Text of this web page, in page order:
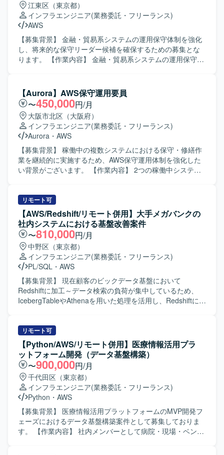
江東区（東京都）
インフラエンジニア(業務委託・フリーランス)
AWS
【募集背景】 金融・貿易系システムの運用保守体制を強化
し、将来的な保守リーダー候補を確保するための募集とな
ります。 【作業内容】 金融・貿易系システムの運用保守を
定常作業を実施していただきます。また、既知インシデン
ト発生時の一時対応として、関係者への連絡やディスパッ
チ、手順に沿ったリカバリ対応、課題表への登録などを行
っていただきます。加えて、問題調査や課題対応、基盤の
追加開発への関与、運用保守チームで新規システムを運用
移管で受け入れる際のレビューや開発チームとのやり取り
などにも携わっていただきます。さらに、追加開発時にお
ける自チームメンバーの管理や対外チームとのコミュニケ
ーションを担っていただく場合があります。 【求める人物
方を求めています。チームメンバーや対外チームとのコミ
ュニケーションを円滑に行いながら、将来的に保守リーダ
ー的なポジションを担う意欲のある方が望ましいです。
【ポジションの魅力】 金融・貿易系システムというミッシ
ョンクリティカルな領域で、AWSを中心としたモダンなイ
ンフラ環境の運用保守に携わることができます。定常作業
だけでなく、問題調査や課題対応、基盤の追加開発、新規
システムの運用移管レビューなど、幅広い業務を通じて経
験を積むことができ、将来的には保守リーダーとしてマネ
ジメントや対外折衝にも関わっていただけるポジションで
す。 【開発環境】 AWS上のインフラ環境で、ECS
【Aurora】AWS保守運用要員
〜450,000円/月
大阪市北区（大阪府）
インフラエンジニア(業務委託・フリーランス)
Aurora ・ AWS
【募集背景】 稼働中の複数システムにおける保守・修繕作
業を継続的に実施するため、AWS保守運用体制を強化した
い背景がございます。 【作業内容】 2つの稼働中システム
析、開発ベンダーからの作業移行対応、サーバー処理の維
持保守、顧客からの問合せ対応や調整・QA対応、夜間障害
対応、月2回程度のリリース作業、早朝・夜間の立会い対応
などを行っていただきます。 【求める人物像】 開発ベンダ
ーからシステムに関するノウハウを主体的に吸収し、障害
対応や原因解析に粘り強く取り組んでいただける方を求め
ております。顧客や関係者との調整が発生するため、関係
者と円滑にコミュニケーションが取れる方にマッチいたし
ます。 【ポジションの魅力】 AWS上で稼働する複数システ
ムの保守運用を通じて、各種AWSサービスの実務経験を幅
広く積むことができます。障害対応や原因解析を通じてシ
するシステム環境で、CloudWatch、ECS、Lambda、
SQS、AuroraSQL、S3、SNSなどのサービスを利用してお
ります。
リモート可
【AWS/Redshift/リモート併用】大手メガバンクの
社内システムにおける基盤改善案件
〜810,000円/月
中野区（東京都）
インフラエンジニア(業務委託・フリーランス)
PL/SQL ・ AWS
【募集背景】 現在顧客のビックデータ基盤において
Redshiftに加工～データ検索の負荷が集中しているため、
IcebergTableやAthenaを用いた処理を活用し、Redshiftに集
グデータ基盤およびBI環境（Redshift）の保守、改善対応お
よび推進をご担当いただきます。大手メガバンクの社内シ
ステムにおいて、現状運用を行っているシステムの基盤改
善を行います。ユーザーがAWSマネジメントコンソールに
ログインして作業を行う前提で、AWSマネジメントコンソ
ールへのログインが不正なログインではないかを監査でき
る仕組みを構築します。CloudTrailがS3にログを出力し、そ
れをAthenaテーブルに格納し、EC2からのETL処理を実施
してRedshiftへデータを格納し、Tableauで監査を行う一連
の仕組みを設計・実装・改善していただきます。 【求める
人物像】 お客様の要望に応じて様々な対応を行う必要があ
リモート可
【Python/AWS/リモート併用】医療情報活用プラ
ットフォーム開発（データ基盤構築）
〜900,000円/月
千代田区（東京都）
インフラエンジニア(業務委託・フリーランス)
Python ・ AWS
【募集背景】 医療情報活用プラットフォームのMVP開発フ
ェーズにおけるデータ基盤構築案件として募集しておりま
す。 【作業内容】 社内メンバーとして病院・現場・ベンダ